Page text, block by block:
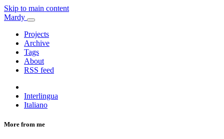
Skip to main content
Mardy
Projects
Archive
Tags
About
RSS feed
Interlingua
Italiano
More from me